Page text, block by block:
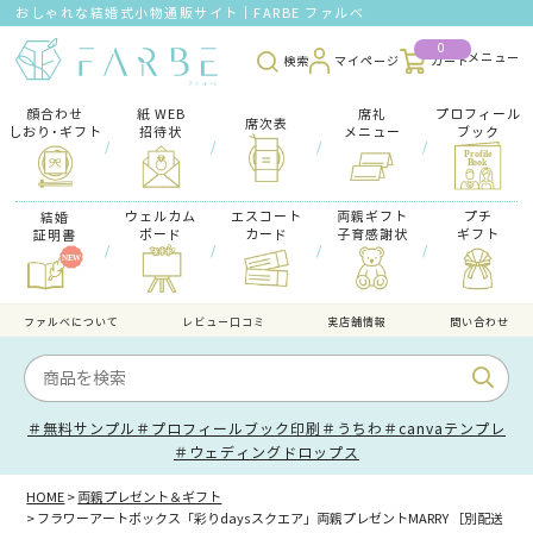
おしゃれな結婚式小物通販サイト｜FARBE ファルベ
検索 マイページ
0
カート
顔合わせ
しおり･ギフト
/
紙 WEB
招待状
/
席次表
/
席礼
メニュー
/
プロフィール
ブック
結婚
証明書
/
ウェルカム
ボード
/
エスコート
カード
/
両親ギフト
子育感謝状
/
プチ
ギフト
ファルべについて レビュー口コミ 実店舗情報 問い合わせ
＃無料サンプル ＃プロフィールブック印刷 ＃うちわ ＃canvaテンプレ
＃ウェディングドロップス
HOME
両親プレゼント＆ギフト
フラワーアートボックス「彩りdaysスクエア」両親プレゼントMARRY ［別配送